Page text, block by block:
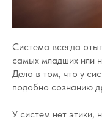
Система всегда
самых младших или
Дело в том, что у
подобно сознанию
У систем нет этики,